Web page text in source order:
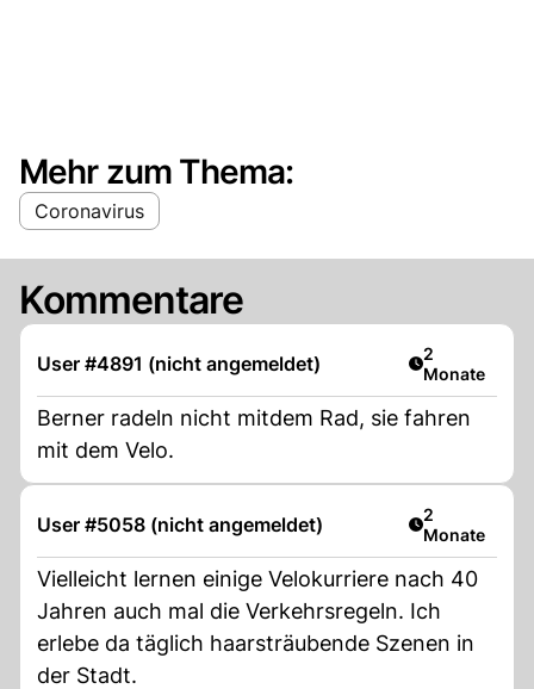
Mehr zum Thema:
Coronavirus
Kommentare
User #4891 (nicht angemeldet) Artikel
2
Monate
Berner radeln nicht mitdem Rad, sie fahren
mit dem Velo.
User #5058 (nicht angemeldet) Artikel
2
Monate
Vielleicht lernen einige Velokurriere nach 40
Jahren auch mal die Verkehrsregeln. Ich
erlebe da täglich haarsträubende Szenen in
der Stadt.